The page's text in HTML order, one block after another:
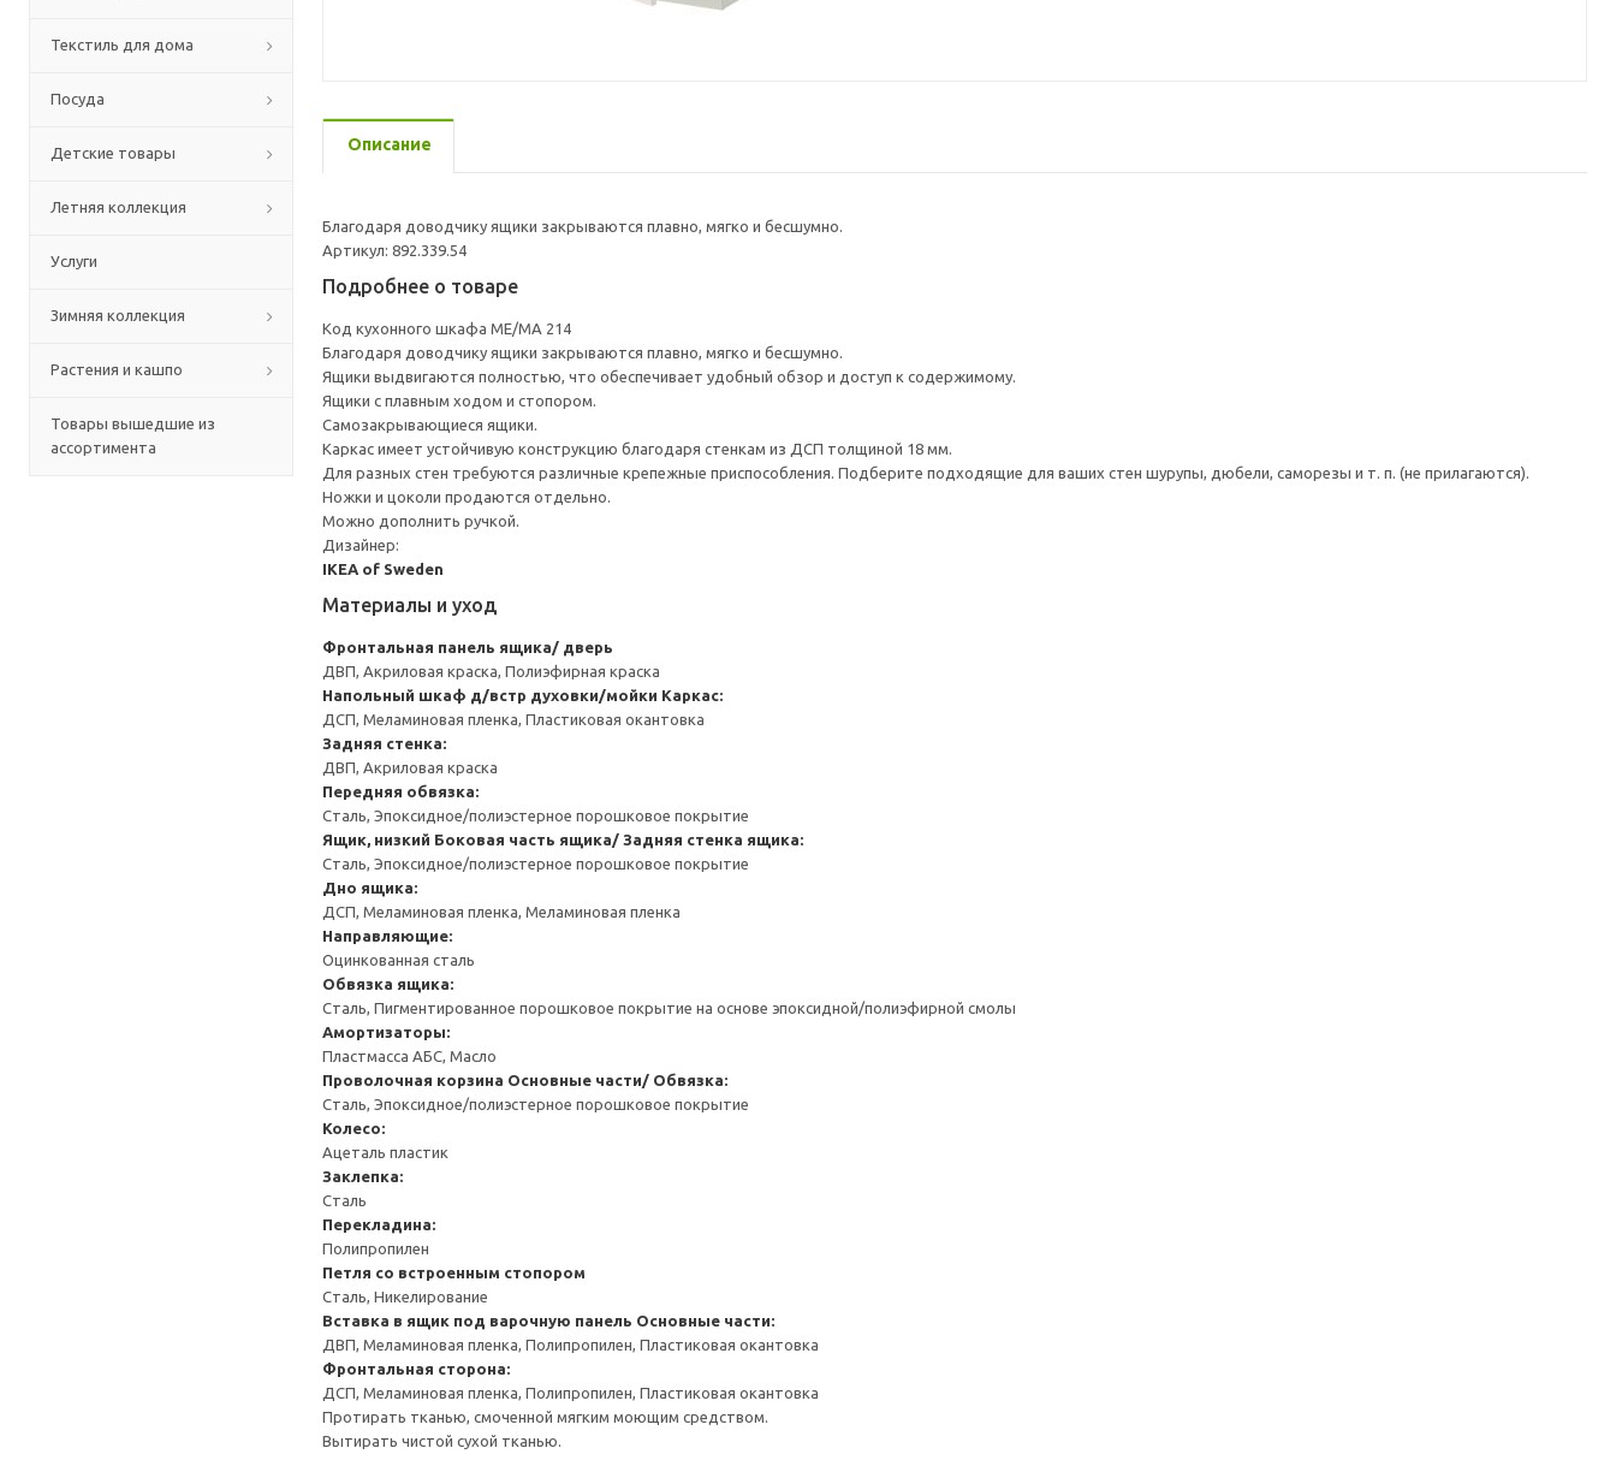
Текстиль для дома
Посуда
Детские товары
Летняя коллекция
Услуги
Зимняя коллекция
Растения и кашпо
Товары вышедшие из
ассортимента
Описание
Благодаря доводчику ящики закрываются плавно, мягко и бесшумно.
Артикул: 892.339.54
Подробнее о товаре
Код кухонного шкафа ME/MA 214
Благодаря доводчику ящики закрываются плавно, мягко и бесшумно.
Ящики выдвигаются полностью, что обеспечивает удобный обзор и доступ к содержимому.
Ящики с плавным ходом и стопором.
Самозакрывающиеся ящики.
Каркас имеет устойчивую конструкцию благодаря стенкам из ДСП толщиной 18 мм.
Для разных стен требуются различные крепежные приспособления. Подберите подходящие для ваших стен шурупы, дюбели, саморезы и т. п. (не прилагаются).
Ножки и цоколи продаются отдельно.
Можно дополнить ручкой.
Дизайнер:
IKEA of Sweden
Материалы и уход
Фронтальная панель ящика/ дверь
ДВП, Акриловая краска, Полиэфирная краска
Напольный шкаф д/встр духовки/мойки Каркас:
ДСП, Меламиновая пленка, Пластиковая окантовка
Задняя стенка:
ДВП, Акриловая краска
Передняя обвязка:
Сталь, Эпоксидное/полиэстерное порошковое покрытие
Ящик, низкий Боковая часть ящика/ Задняя стенка ящика:
Сталь, Эпоксидное/полиэстерное порошковое покрытие
Дно ящика:
ДСП, Меламиновая пленка, Меламиновая пленка
Направляющие:
Оцинкованная сталь
Обвязка ящика:
Сталь, Пигментированное порошковое покрытие на основе эпоксидной/полиэфирной смолы
Амортизаторы:
Пластмасса АБС, Масло
Проволочная корзина Основные части/ Обвязка:
Сталь, Эпоксидное/полиэстерное порошковое покрытие
Колесо:
Ацеталь пластик
Заклепка:
Сталь
Перекладина:
Полипропилен
Петля со встроенным стопором
Сталь, Никелирование
Вставка в ящик под варочную панель Основные части:
ДВП, Меламиновая пленка, Полипропилен, Пластиковая окантовка
Фронтальная сторона:
ДСП, Меламиновая пленка, Полипропилен, Пластиковая окантовка
Протирать тканью, смоченной мягким моющим средством.
Вытирать чистой сухой тканью.